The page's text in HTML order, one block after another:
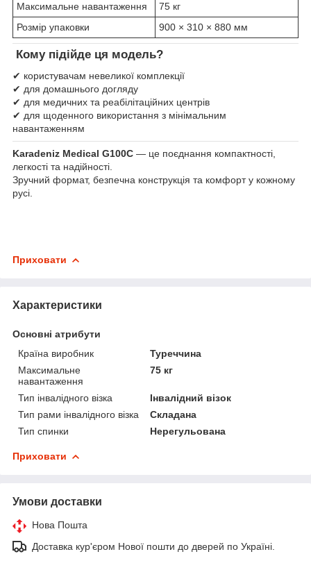
Максимальне навантаження
75 кг
Розмір упаковки
900 × 310 × 880 мм
Кому підійде ця модель?
✔ користувачам невеликої комплекції
✔ для домашнього догляду
✔ для медичних та реабілітаційних центрів
✔ для щоденного використання з мінімальним
навантаженням
Karadeniz Medical G100C — це поєднання компактності,
легкості та надійності.
Зручний формат, безпечна конструкція та комфорт у кожному
русі.
Приховати
Характеристики
Основні атрибути
Країна виробник
Туреччина
Максимальне
навантаження
75 кг
Тип інвалідного візка
Інвалідний візок
Тип рами інвалідного візка
Складана
Тип спинки
Нерегульована
Приховати
Умови доставки
Нова Пошта
Доставка кур'єром Нової пошти до дверей по Україні.